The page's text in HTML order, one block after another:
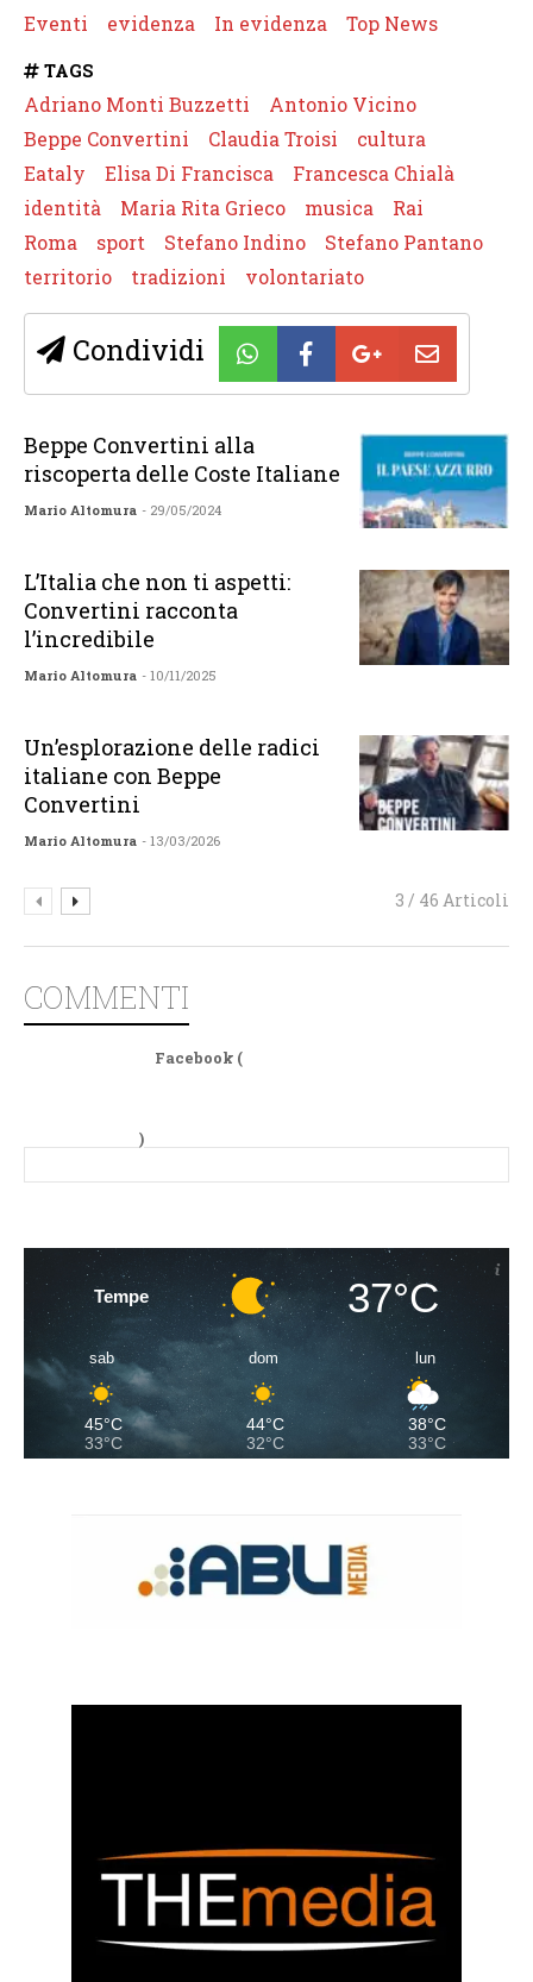
Eventi evidenza In evidenza Top News
TAGS
Adriano Monti Buzzetti
Antonio Vicino
Beppe Convertini
Claudia Troisi
cultura
Eataly
Elisa Di Francisca
Francesca Chialà
identità
Maria Rita Grieco musica
Rai
Roma
sport Stefano Indino
Stefano Pantano
territorio
tradizioni volontariato
Condividi
Beppe Convertini alla
riscoperta delle Coste Italiane
Mario Altomura - 29/05/2024
L’Italia che non ti aspetti:
Convertini racconta
l’incredibile
Mario Altomura - 10/11/2025
Un’esplorazione delle radici
italiane con Beppe
Convertini
Mario Altomura - 13/03/2026
3 / 46 Articoli
COMMENTI
Facebook (
)
Tempe 37°C
sab
45°C
33°C
dom
44°C
32°C
lun
38°C
33°C